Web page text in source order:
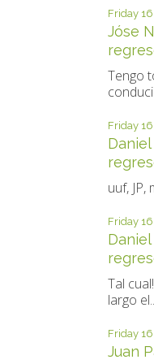
Friday 16
Jóse
Tengo
Friday 16
uuf, JP,
Friday 16
Tal
largo
Friday 16
Juan